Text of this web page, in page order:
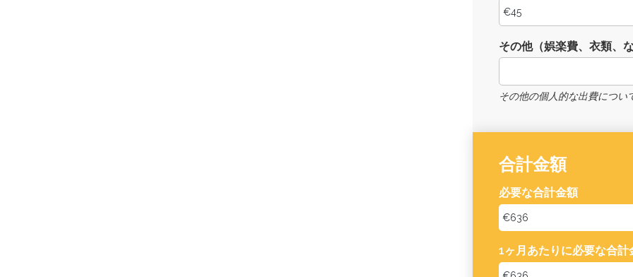
その他（娯楽費、衣類、
その他の個人的な出費につい
合計金額
必要な合計金額
1ヶ月あたりに必要な合計